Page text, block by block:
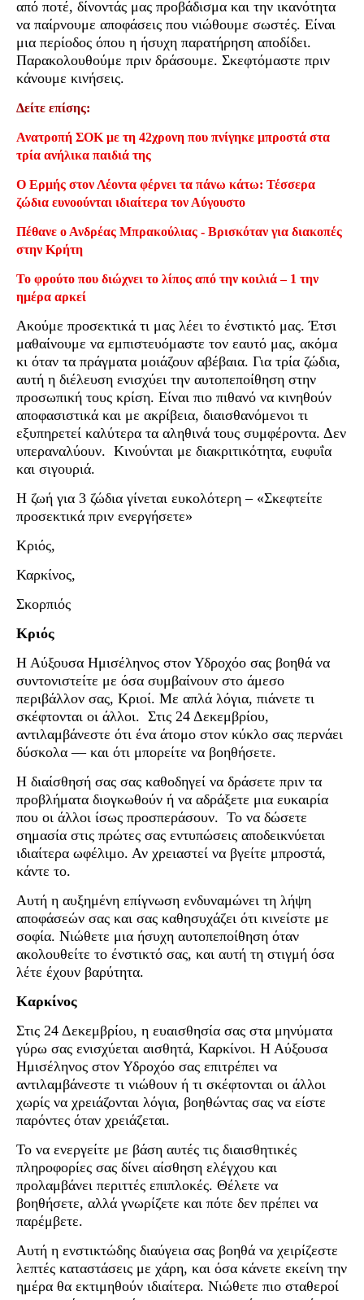
από ποτέ, δίνοντάς μας προβάδισμα και την ικανότητα
να παίρνουμε αποφάσεις που νιώθουμε σωστές. Είναι
μια περίοδος όπου η ήσυχη παρατήρηση αποδίδει.
Παρακολουθούμε πριν δράσουμε. Σκεφτόμαστε πριν
κάνουμε κινήσεις.
Δείτε επίσης:
Ανατροπή ΣΟΚ με τη 42χρονη που πνίγηκε μπροστά στα
τρία ανήλικα παιδιά της
Ο Ερμής στον Λέοντα φέρνει τα πάνω κάτω: Τέσσερα
ζώδια ευνοούνται ιδιαίτερα τον Αύγουστο
Πέθανε ο Ανδρέας Μπρακούλιας - Βρισκόταν για διακοπές
στην Κρήτη
Το φρούτο που διώχνει το λίπος από την κοιλιά – 1 την
ημέρα αρκεί
Ακούμε προσεκτικά τι μας λέει το ένστικτό μας. Έτσι
μαθαίνουμε να εμπιστευόμαστε τον εαυτό μας, ακόμα
κι όταν τα πράγματα μοιάζουν αβέβαια. Για τρία ζώδια,
αυτή η διέλευση ενισχύει την αυτοπεποίθηση στην
προσωπική τους κρίση. Είναι πιο πιθανό να κινηθούν
αποφασιστικά και με ακρίβεια, διαισθανόμενοι τι
εξυπηρετεί καλύτερα τα αληθινά τους συμφέροντα. Δεν
υπεραναλύουν. Κινούνται με διακριτικότητα, ευφυΐα
και σιγουριά.
Η ζωή για 3 ζώδια γίνεται ευκολότερη – «Σκεφτείτε
προσεκτικά πριν ενεργήσετε»
Κριός,
Καρκίνος,
Σκορπιός
Κριός
Η Αύξουσα Ημισέληνος στον Υδροχόο σας βοηθά να
συντονιστείτε με όσα συμβαίνουν στο άμεσο
περιβάλλον σας, Κριοί. Με απλά λόγια, πιάνετε τι
σκέφτονται οι άλλοι. Στις 24 Δεκεμβρίου,
αντιλαμβάνεστε ότι ένα άτομο στον κύκλο σας περνάει
δύσκολα — και ότι μπορείτε να βοηθήσετε.
Η διαίσθησή σας σας καθοδηγεί να δράσετε πριν τα
προβλήματα διογκωθούν ή να αδράξετε μια ευκαιρία
που οι άλλοι ίσως προσπεράσουν. Το να δώσετε
σημασία στις πρώτες σας εντυπώσεις αποδεικνύεται
ιδιαίτερα ωφέλιμο. Αν χρειαστεί να βγείτε μπροστά,
κάντε το.
Αυτή η αυξημένη επίγνωση ενδυναμώνει τη λήψη
αποφάσεών σας και σας καθησυχάζει ότι κινείστε με
σοφία. Νιώθετε μια ήσυχη αυτοπεποίθηση όταν
ακολουθείτε το ένστικτό σας, και αυτή τη στιγμή όσα
λέτε έχουν βαρύτητα.
Καρκίνος
Στις 24 Δεκεμβρίου, η ευαισθησία σας στα μηνύματα
γύρω σας ενισχύεται αισθητά, Καρκίνοι. Η Αύξουσα
Ημισέληνος στον Υδροχόο σας επιτρέπει να
αντιλαμβάνεστε τι νιώθουν ή τι σκέφτονται οι άλλοι
χωρίς να χρειάζονται λόγια, βοηθώντας σας να είστε
παρόντες όταν χρειάζεται.
Το να ενεργείτε με βάση αυτές τις διαισθητικές
πληροφορίες σας δίνει αίσθηση ελέγχου και
προλαμβάνει περιττές επιπλοκές. Θέλετε να
βοηθήσετε, αλλά γνωρίζετε και πότε δεν πρέπει να
παρέμβετε.
Αυτή η ενστικτώδης διαύγεια σας βοηθά να χειρίζεστε
λεπτές καταστάσεις με χάρη, και όσα κάνετε εκείνη την
ημέρα θα εκτιμηθούν ιδιαίτερα. Νιώθετε πιο σταθεροί